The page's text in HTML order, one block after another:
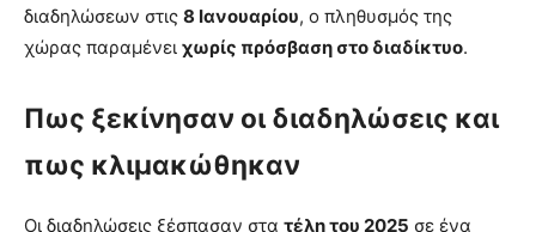
διαδηλώσεων στις 8 Ιανουαρίου, ο πληθυσμός της
χώρας παραμένει χωρίς πρόσβαση στο διαδίκτυο.
Πως ξεκίνησαν οι διαδηλώσεις και
πως κλιμακώθηκαν
Οι διαδηλώσεις ξέσπασαν στα τέλη του 2025 σε ένα